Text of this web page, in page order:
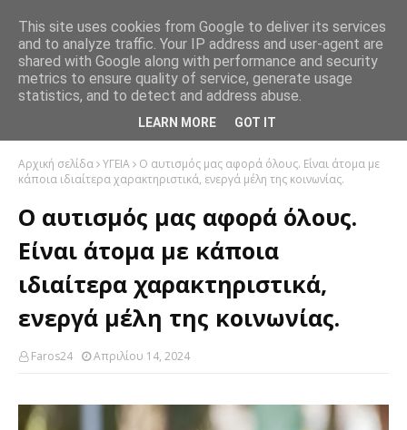
Αρχική σελίδα ΥΓΕΙΑ
Ο αυτισμός μας αφορά όλους. Είναι άτομα με
κάποια ιδιαίτερα χαρακτηριστικά, ενεργά μέλη της κοινωνίας.
Ο αυτισμός μας αφορά όλους.
Είναι άτομα με κάποια
ιδιαίτερα χαρακτηριστικά,
ενεργά μέλη της κοινωνίας.
Faros24 Απριλίου 14, 2024
This site uses cookies from Google to deliver its services
and to analyze traffic. Your IP address and user-agent are
shared with Google along with performance and security
metrics to ensure quality of service, generate usage
statistics, and to detect and address abuse.
LEARN MORE GOT IT